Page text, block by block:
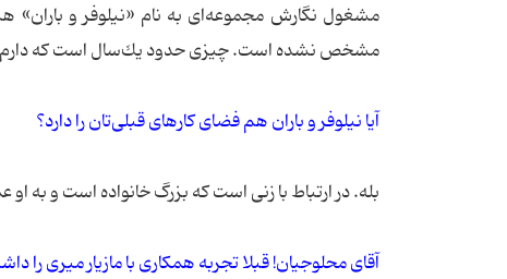
مشغول نگارش مجموعه‌ای به نام «نیلوفر و باران»
مشخص نشده است. چیزی حدود یك‌سال است كه دارم
آیا نیلوفر و باران هم فضای كارهای قبلی‌تان را دارد؟
بله. در ارتباط با زنی‌ است كه بزرگ خانواده است و به
آقای محلوجیان! قبلا تجربه همكاری با مازیار میری را